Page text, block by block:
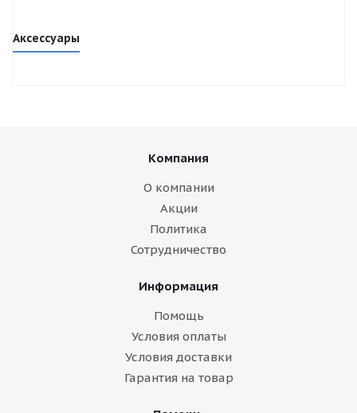
Аксессуары
Компания
О компании
Акции
Политика
Сотрудничество
Информация
Помощь
Условия оплаты
Условия доставки
Гарантия на товар